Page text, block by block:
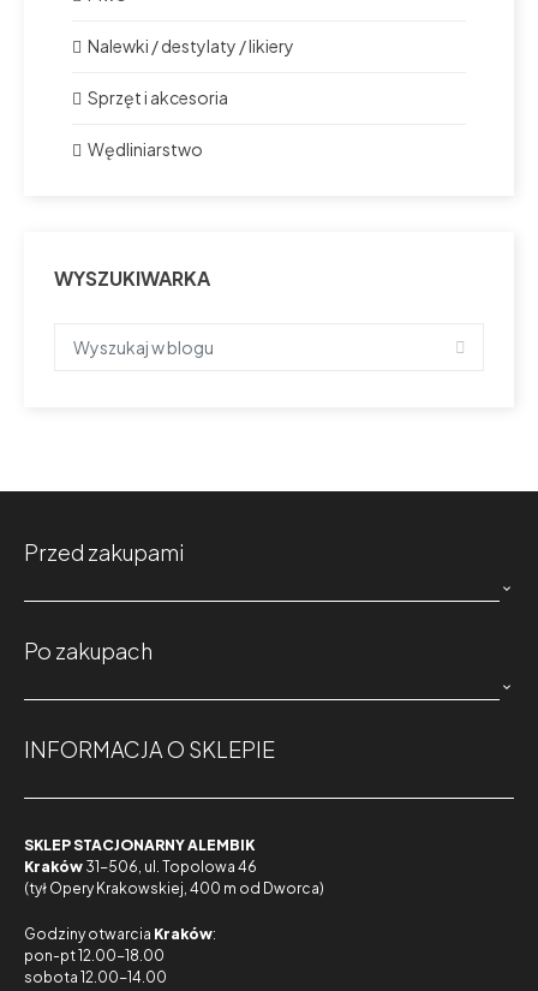
Nalewki / destylaty / likiery
Sprzęt i akcesoria
Wędliniarstwo
WYSZUKIWARKA
Przed zakupami

Po zakupach

INFORMACJA O SKLEPIE
SKLEP STACJONARNY ALEMBIK
Kraków 31-506, ul. Topolowa 46
(tył Opery Krakowskiej, 400 m od Dworca)
Godziny otwarcia Kraków:
pon-pt 12.00-18.00
sobota 12.00-14.00